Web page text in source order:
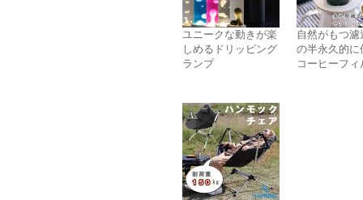
ユニークな動きが楽
しめるドリッピング
ランプ
自然がもつ濾
の半永久的に
コーヒーフィ